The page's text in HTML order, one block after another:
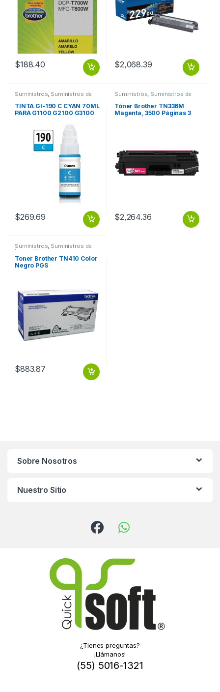
$188.40 $2,068.39
Suministros, Suministros de
Impresión
TINTA GI-190 C CYAN 70ML
PARA G1100 G2100 G3100
$269.69
Suministros, Suministros de
Impresión
Tóner Brother TN336M
Magenta, 3500 Páginas 3
$2,264.36
Suministros, Suministros de
Impresión
Toner Brother TN410 Color
Negro PGS
$883.87
Sobre Nosotros
Nuestro Sitio
¿Tienes preguntas?
¡Llámanos!
(55) 5016-1321